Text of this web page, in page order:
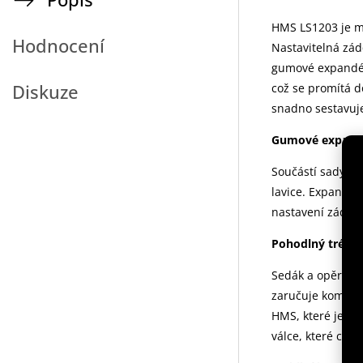
Hodnocení
Diskuze
HMS LS1203 je
Nastavitelná
gumové
což se promítá
snadno
Gumové
Součástí sady
lavice.
nastavení
Pohodlný trénink
Sedák a opěrka
zaručuje
HMS, které je
válce, které